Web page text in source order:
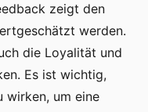
zeigt den
werden.
die Loyalität und
Es ist wichtig,
wirken, um eine